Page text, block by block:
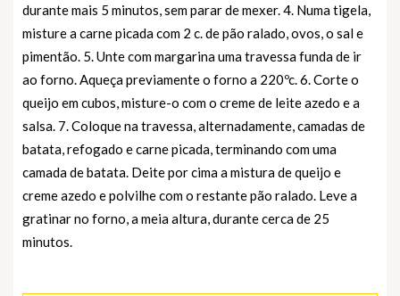
durante mais 5 minutos, sem parar de mexer. 4. Numa tigela,
misture a carne picada com 2 c. de pão ralado, ovos, o sal e
pimentão. 5. Unte com margarina uma travessa funda de ir
ao forno. Aqueça previamente o forno a 220ºc. 6. Corte o
queijo em cubos, misture-o com o creme de leite azedo e a
salsa. 7. Coloque na travessa, alternadamente, camadas de
batata, refogado e carne picada, terminando com uma
camada de batata. Deite por cima a mistura de queijo e
creme azedo e polvilhe com o restante pão ralado. Leve a
gratinar no forno, a meia altura, durante cerca de 25
minutos.